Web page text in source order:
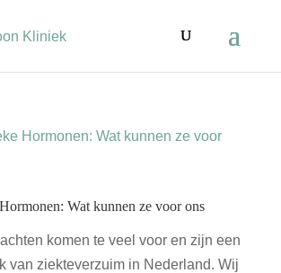
Wat kunnen ze voor ons
komen te veel voor en zijn een
van ziekteverzuim in Nederland. Wij